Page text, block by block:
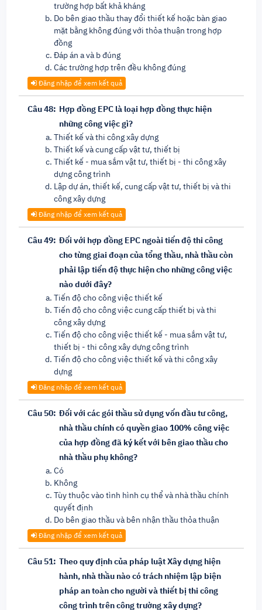
trường hợp bất khả kháng
Do bên giao thầu thay đổi thiết kế hoặc bàn giao
mặt bằng không đúng với thỏa thuận trong hợp
đồng
Đáp án a và b đúng
Các trường hợp trên đều không đúng
Đăng nhập để xem kết quả
Câu 48: Hợp đồng EPC là loại hợp đồng thực hiện
những công việc gì?
Thiết kế và thi công xây dựng
Thiết kế và cung cấp vật tư, thiết bị
Thiết kế - mua sắm vật tư, thiết bị - thi công xây
dựng công trình
Lập dự án, thiết kế, cung cấp vật tư, thiết bị và thi
công xây dựng
Đăng nhập để xem kết quả
Câu 49: Đối với hợp đồng EPC ngoài tiến độ thi công
cho từng giai đoạn của tổng thầu, nhà thầu còn
phải lập tiến độ thực hiện cho những công việc
nào dưới đây?
Tiến độ cho công việc thiết kế
Tiến độ cho công việc cung cấp thiết bị và thi
công xây dựng
Tiến độ cho công việc thiết kế - mua sắm vật tư,
thiết bị - thi công xây dựng công trình
Tiến độ cho công việc thiết kế và thi công xây
dựng
Đăng nhập để xem kết quả
Câu 50: Đối với các gói thầu sử dụng vốn đầu tư công,
nhà thầu chính có quyền giao 100% công việc
của hợp đồng đã ký kết với bên giao thầu cho
nhà thầu phụ không?
Có
Không
Tùy thuộc vào tình hình cụ thể và nhà thầu chính
quyết định
Do bên giao thầu và bên nhận thầu thỏa thuận
Đăng nhập để xem kết quả
Câu 51: Theo quy định của pháp luật Xây dựng hiện
hành, nhà thầu nào có trách nhiệm lập biện
pháp an toàn cho người và thiết bị thi công
công trình trên công trường xây dựng?